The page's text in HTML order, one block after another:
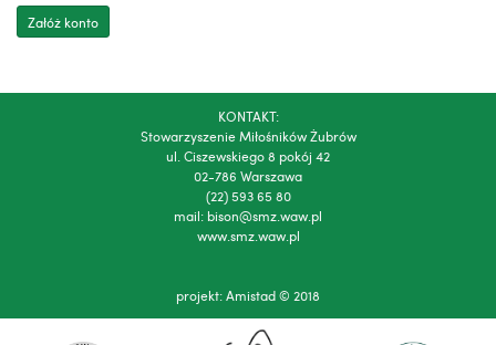
KONTAKT:
Stowarzyszenie Miłośników Żubrów
ul. Ciszewskiego 8 pokój 42
02-786 Warszawa
(22) 593 65 80
mail: bison@smz.waw.pl
www.smz.waw.pl
projekt:Amistad© 2018